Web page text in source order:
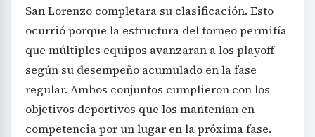
San Lorenzo completara su clasificación. Esto
ocurrió porque la estructura del torneo permitía
que múltiples equipos avanzaran a los playoff
según su desempeño acumulado en la fase
regular. Ambos conjuntos cumplieron con los
objetivos deportivos que los mantenían en
competencia por un lugar en la próxima fase.